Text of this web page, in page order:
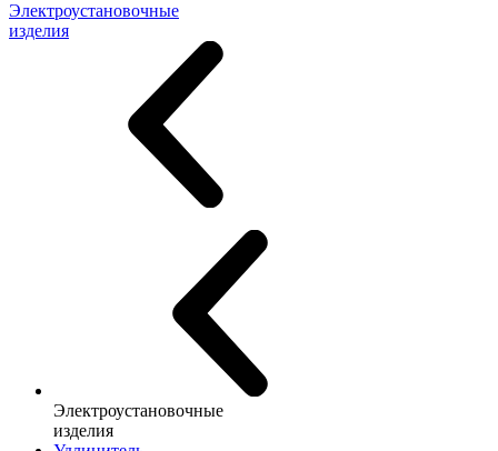
Электроустановочные
изделия
Электроустановочные
изделия